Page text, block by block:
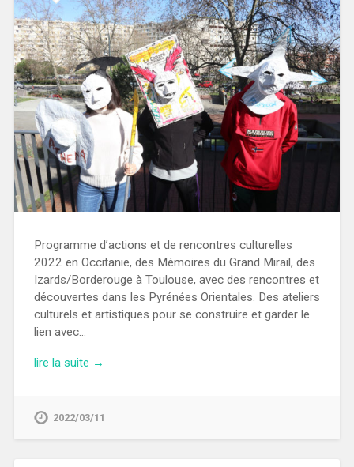
Programme d’actions et de rencontres culturelles
2022 en Occitanie, des Mémoires du Grand Mirail, des
Izards/Borderouge à Toulouse, avec des rencontres et
découvertes dans les Pyrénées Orientales. Des ateliers
culturels et artistiques pour se construire et garder le
lien avec…
lire la suite →
2022/03/11